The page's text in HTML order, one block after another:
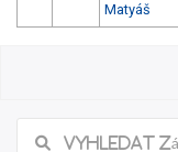
Matyáš